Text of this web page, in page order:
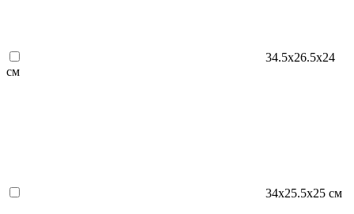
34.5х26.5х24
см
34х25.5х25 см